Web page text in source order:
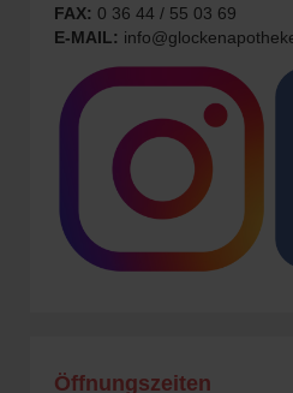
FAX: 0 36 44 / 55 03 69
E-MAIL:
Öffnungszeiten